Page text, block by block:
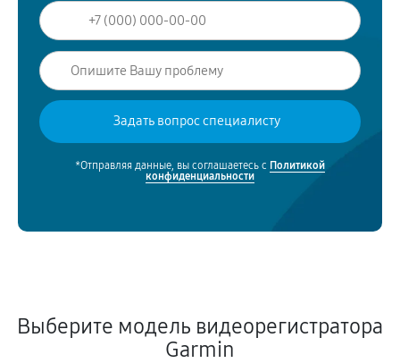
*Отправляя данные, вы соглашаетесь с Политикой
конфиденциальности
Выберите модель видеорегистратора
Garmin